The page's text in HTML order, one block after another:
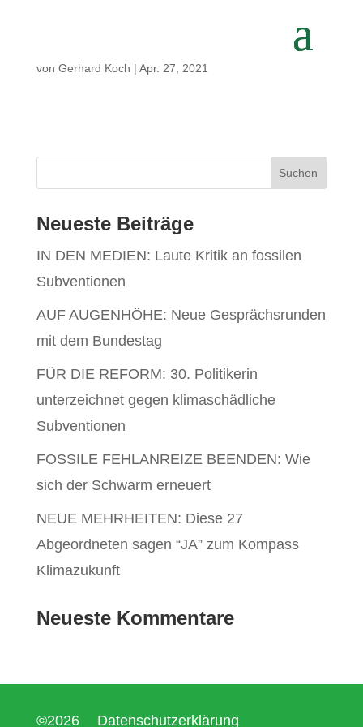
von Gerhard Koch | Apr. 27, 2021
Neueste Beiträge
IN DEN MEDIEN: Laute Kritik an fossilen
Subventionen
AUF AUGENHÖHE: Neue Gesprächsrunden
mit dem Bundestag
FÜR DIE REFORM: 30. Politikerin
unterzeichnet gegen klimaschädliche
Subventionen
FOSSILE FEHLANREIZE BEENDEN: Wie
sich der Schwarm erneuert
NEUE MEHRHEITEN: Diese 27
Abgeordneten sagen “JA” zum Kompass
Klimazukunft
Neueste Kommentare
©2026 Datenschutzerklärung